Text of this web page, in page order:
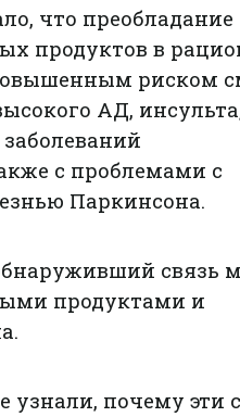
что преобладание
продуктов в
риском
АД,
с проблемами с
Паркинсона.
связь
продуктами и
узнали, почему эти